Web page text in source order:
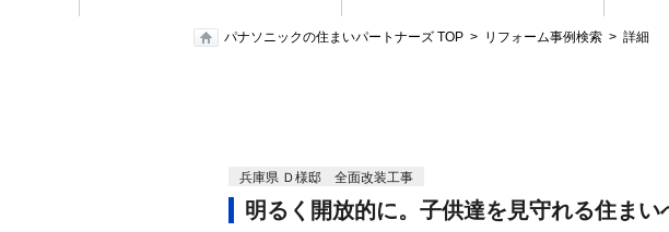
パナソニックの住まいパートナーズ TOP リフォーム事例検索 詳細
兵庫県 Ｄ様邸 全面改装工事
明るく開放的に。子供達を見守れる住まい